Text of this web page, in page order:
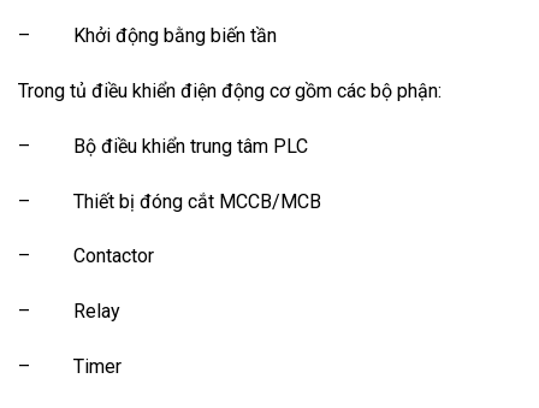
– Khởi động bằng biến tần
Trong tủ điều khiển điện động cơ gồm các bộ phận:
– Bộ điều khiển trung tâm PLC
– Thiết bị đóng cắt MCCB/MCB
– Contactor
– Relay
– Timer